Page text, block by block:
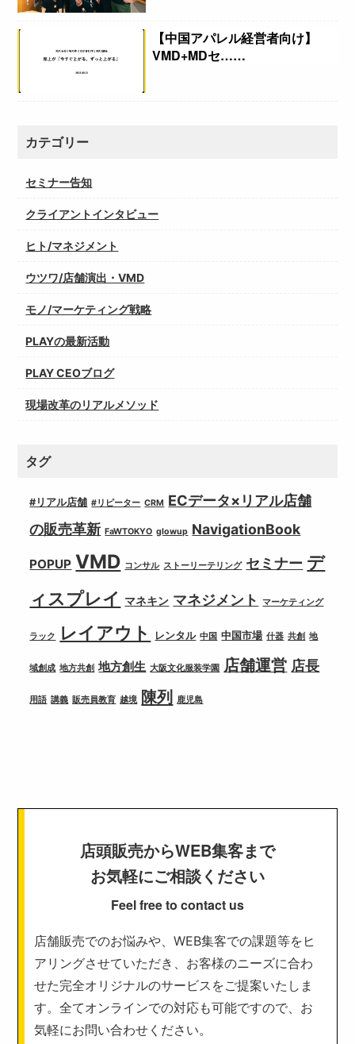
【中国アパレル経営者向け】
VMD+MDセ……
カテゴリー
セミナー告知
クライアントインタビュー
ヒト/マネジメント
ウツワ/店舗演出・VMD
モノ/マーケティング戦略
PLAYの最新活動
PLAY CEOブログ
現場改革のリアルメソッド
タグ
#リアル店舗 #リピーター CRM ECデータ×リアル店舗
の販売革新 FaWTOKYO glowup NavigationBook
POPUP VMD コンサル ストーリーテリング セミナー デ
ィスプレイ マネキン マネジメント マーケティング
ラック レイアウト レンタル 中国 中国市場 什器 共創 地
域創成 地方共創 地方創生 大阪文化服装学園 店舗運営 店長
用語 講義 販売員教育 越境 陳列 鹿児島
店頭販売からWEB集客まで
お気軽にご相談ください
Feel free to contact us
店舗販売でのお悩みや、WEB集客での課題等をヒ
アリングさせていただき、お客様のニーズに合わ
せた完全オリジナルのサービスをご提案いたしま
す。全てオンラインでの対応も可能ですので、お
気軽にお問い合わせください。